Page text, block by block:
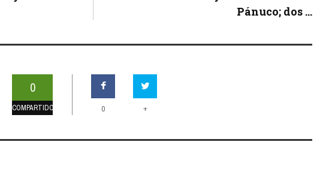
Pánuco; dos ...
0
COMPARTIDOS 0 +